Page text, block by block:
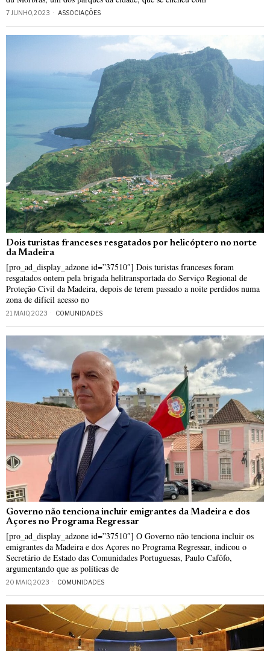
7 JUNHO, 2023 ASSOCIAÇÕES
Dois turistas franceses resgatados por helicóptero no norte
da Madeira
[pro_ad_display_adzone id=”37510″] Dois turistas franceses foram
resgatados ontem pela brigada helitransportada do Serviço Regional de
Proteção Civil da Madeira, depois de terem passado a noite perdidos numa
zona de difícil acesso no
21 MAIO, 2023 COMUNIDADES
Governo não tenciona incluir emigrantes da Madeira e dos
Açores no Programa Regressar
[pro_ad_display_adzone id=”37510″] O Governo não tenciona incluir os
emigrantes da Madeira e dos Açores no Programa Regressar, indicou o
Secretário de Estado das Comunidades Portuguesas, Paulo Cafôfo,
argumentando que as políticas de
20 MAIO, 2023 COMUNIDADES